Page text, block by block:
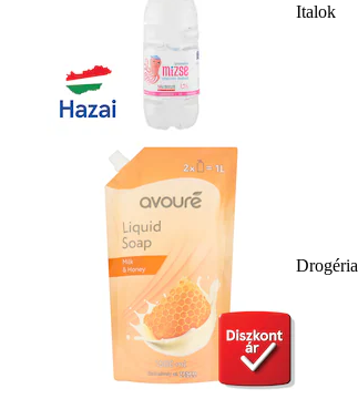
Italok
Drogéria